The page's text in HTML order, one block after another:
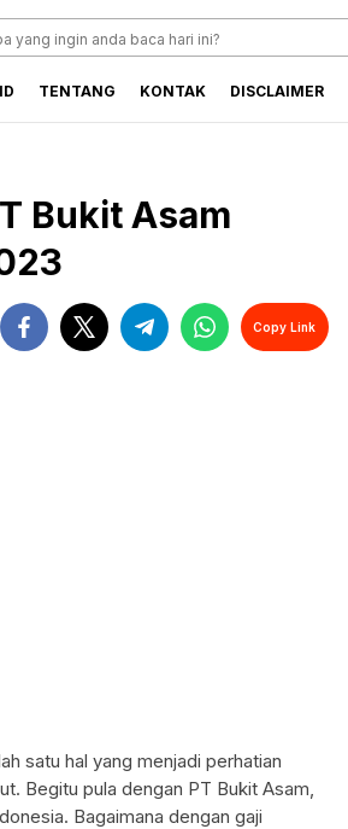
TENTANG KONTAK DISCLAIMER
Bukit Asam
Copy Link
satu hal yang menjadi perhatian
Begitu pula dengan PT Bukit Asam,
Bagaimana dengan gaji